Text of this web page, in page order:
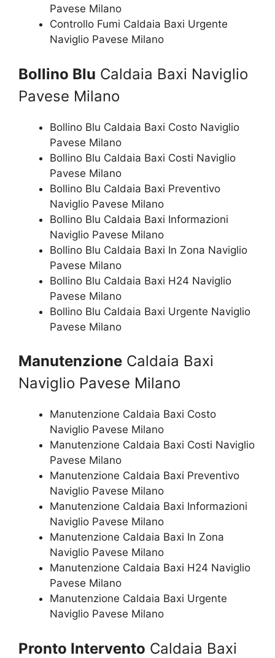
Pavese Milano
Controllo Fumi Caldaia Baxi Urgente
Naviglio Pavese Milano
Bollino Blu Caldaia Baxi Naviglio
Pavese Milano
Bollino Blu Caldaia Baxi Costo Naviglio
Pavese Milano
Bollino Blu Caldaia Baxi Costi Naviglio
Pavese Milano
Bollino Blu Caldaia Baxi Preventivo
Naviglio Pavese Milano
Bollino Blu Caldaia Baxi Informazioni
Naviglio Pavese Milano
Bollino Blu Caldaia Baxi In Zona Naviglio
Pavese Milano
Bollino Blu Caldaia Baxi H24 Naviglio
Pavese Milano
Bollino Blu Caldaia Baxi Urgente Naviglio
Pavese Milano
Manutenzione Caldaia Baxi
Naviglio Pavese Milano
Manutenzione Caldaia Baxi Costo
Naviglio Pavese Milano
Manutenzione Caldaia Baxi Costi Naviglio
Pavese Milano
Manutenzione Caldaia Baxi Preventivo
Naviglio Pavese Milano
Manutenzione Caldaia Baxi Informazioni
Naviglio Pavese Milano
Manutenzione Caldaia Baxi In Zona
Naviglio Pavese Milano
Manutenzione Caldaia Baxi H24 Naviglio
Pavese Milano
Manutenzione Caldaia Baxi Urgente
Naviglio Pavese Milano
Pronto Intervento Caldaia Baxi